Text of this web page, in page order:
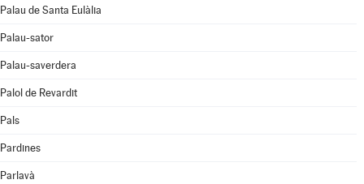
Palau de Santa Eulàlia
Palau-sator
Palau-saverdera
Palol de Revardit
Pals
Pardines
Parlavà